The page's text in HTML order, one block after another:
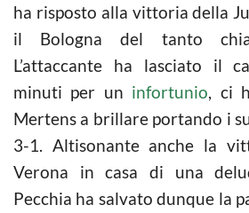
ha risposto alla vittoria della
il Bologna del tanto
L’attaccante ha lasciato il
minuti per un infortunio, ci
Mertens a brillare portando i
3-1. Altisonante anche la
Verona in casa di una
Pecchia ha salvato dunque la